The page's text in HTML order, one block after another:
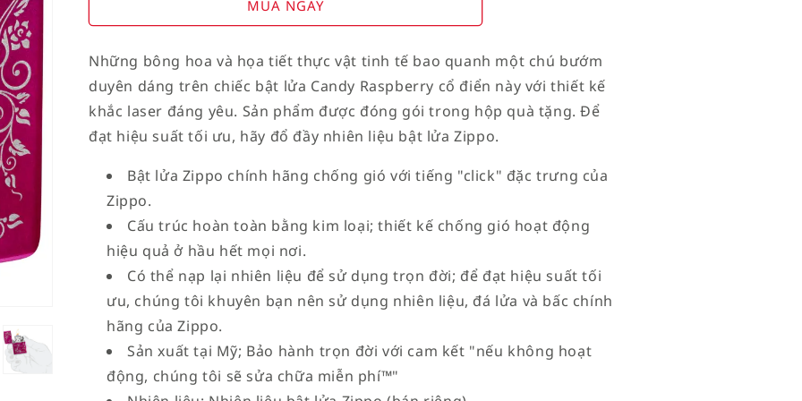
American
on
Flag
American
on
Flag
MUA NGAY
Những bông hoa và họa tiết thực vật tinh tế bao quanh một chú bướm
duyên dáng trên chiếc bật lửa Candy Raspberry cổ điển này với thiết kế
khắc laser đáng yêu. Sản phẩm được đóng gói trong hộp quà tặng. Để
đạt hiệu suất tối ưu, hãy đổ đầy nhiên liệu bật lửa Zippo.
Bật lửa Zippo chính hãng chống gió với tiếng "click" đặc trưng của
Zippo.
Cấu trúc hoàn toàn bằng kim loại; thiết kế chống gió hoạt động
hiệu quả ở hầu hết mọi nơi.
Có thể nạp lại nhiên liệu để sử dụng trọn đời; để đạt hiệu suất tối
ưu, chúng tôi khuyên bạn nên sử dụng nhiên liệu, đá lửa và bấc chính
hãng của Zippo.
Sản xuất tại Mỹ; Bảo hành trọn đời với cam kết "nếu không hoạt
động, chúng tôi sẽ sửa chữa miễn phí™"